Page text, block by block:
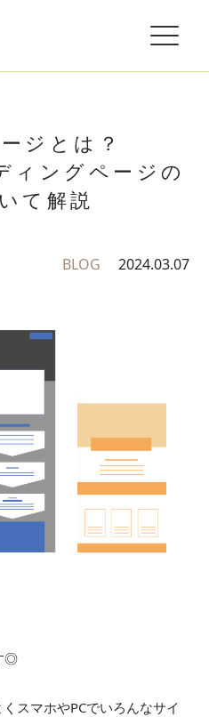
ジとは？
ィングページの
て解説
BLOG 2024.03.07
◎
スマホやPCでいろんなサイ